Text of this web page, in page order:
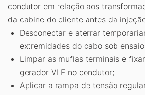
condutor em relação aos
da cabine do cliente antes da
Desconectar e aterrar
extremidades do cabo sob ensaio;
Limpar as muflas terminais e
gerador VLF no condutor;
Aplicar a rampa de tensão